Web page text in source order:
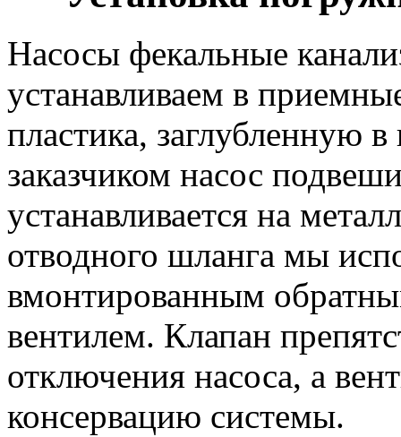
Насосы фекальные
устанавливаем в
пластика, заглубленную
заказчиком насос
устанавливается на
отводного шланга мы
вмонтированным
вентилем. Клапан
отключения насоса, а
консервацию системы.